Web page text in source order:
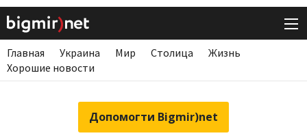
Главная Украина Мир Столица
Жизнь
Хорошие новости
Допомогти Bigmir)net